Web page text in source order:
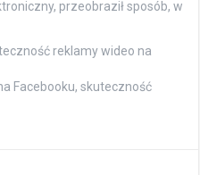
przeobraził sposób, w
reklamy wideo na
Facebooku, skuteczność